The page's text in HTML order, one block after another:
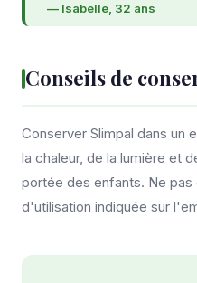
— Isabelle, 32 ans
Conseils de
Conserver Slimpal dans un
la chaleur, de la lumière et
portée des enfants. Ne pas
d'utilisation indiquée sur